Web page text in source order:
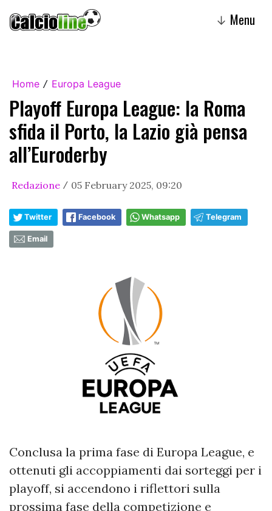
↓ Menu
Home / Europa League
Playoff Europa League: la Roma
sfida il Porto, la Lazio già pensa
all’Euroderby
Redazione / 05 February 2025, 09:20
Twitter Facebook Whatsapp Telegram
Email
Conclusa la prima fase di Europa League, e
ottenuti gli accoppiamenti dai sorteggi per i
playoff, si accendono i riflettori sulla
prossima fase della competizione e